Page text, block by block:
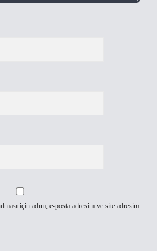
için adım, e-posta adresim ve site adresim